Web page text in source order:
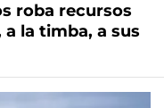
roba recursos
a la timba, a sus